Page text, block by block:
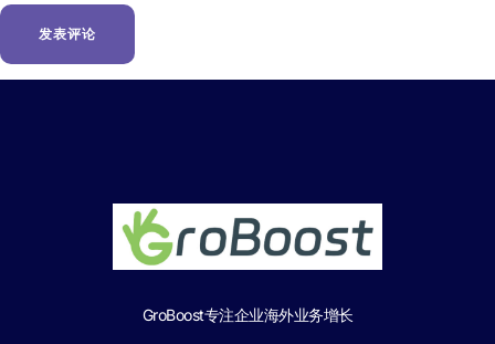
GroBoost专注企业海外业务增长